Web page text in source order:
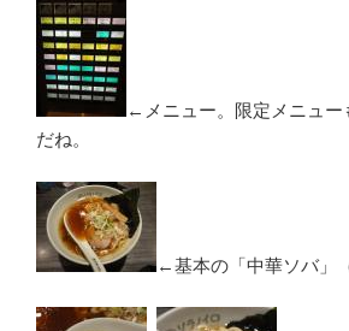
←メニュー。限定メニュー
だね。
←基本の「中華ソバ」